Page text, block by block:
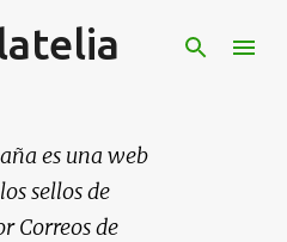
principal
es una web
sellos de
Correos de